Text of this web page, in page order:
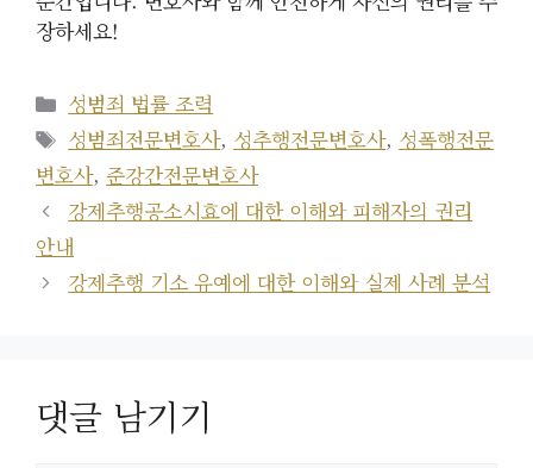
장하세요!
카
테
고
리
성범죄 법률 조력
태
그
성범죄전문변호사, 성추행전문변호사, 성폭행전문
변호사, 준강간전문변호사
강제추행공소시효에 대한 이해와 피해자의 권리
안내
강제추행 기소 유예에 대한 이해와 실제 사례 분석
댓글 남기기